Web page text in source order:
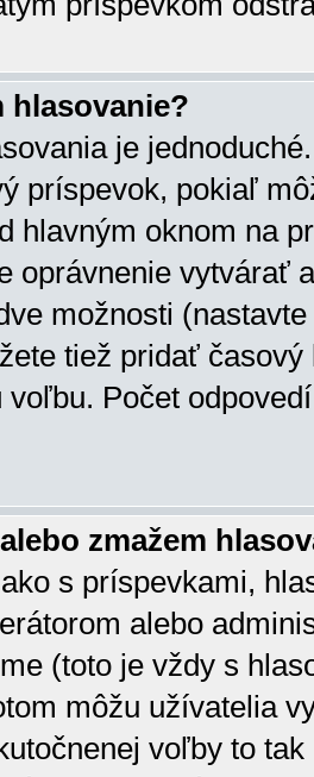
hlasovanie?
je
príspevok, pokiaľ
hlavným oknom na
oprávnenie vytvárať
možnosti
tiež pridať
voľbu. Počet
zmažem
s príspevkami,
alebo
(toto je vždy s
môžu užívatelia
voľby to